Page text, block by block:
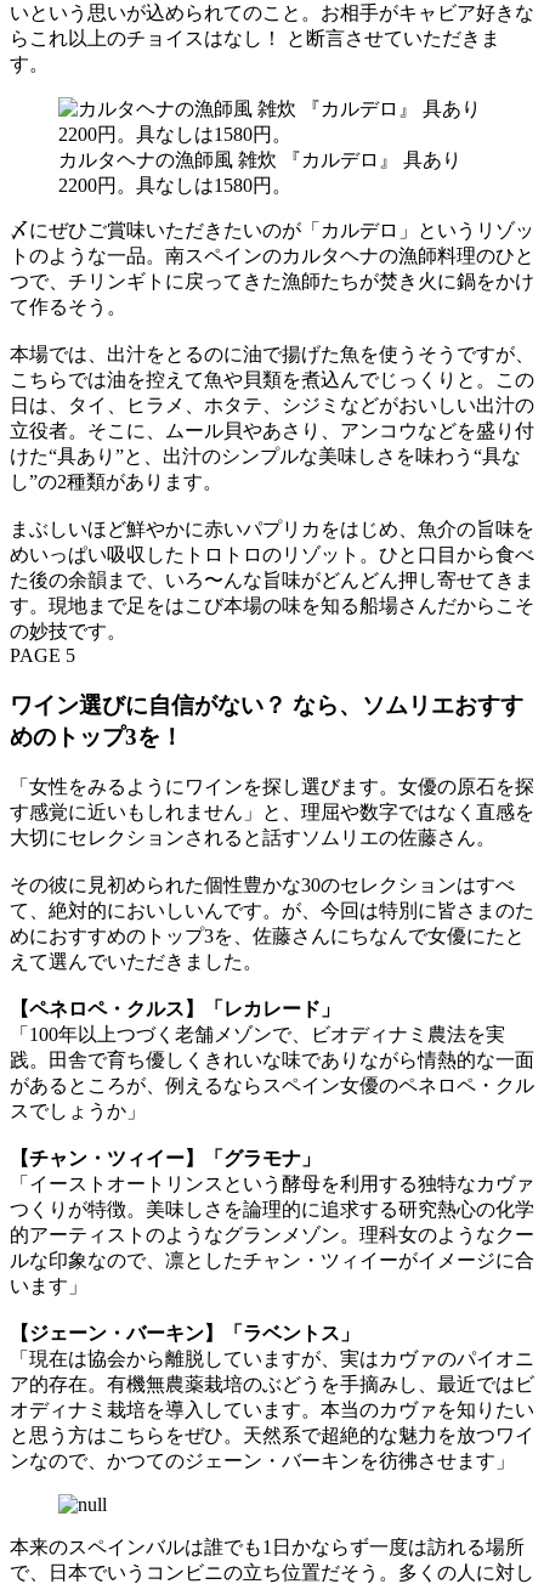
いという思いが込められてのこと。お相手がキャビア好きな
らこれ以上のチョイスはなし！ と断言させていただきま
す。
カルタヘナの漁師風 雑炊 『カルデロ』 具あり
2200円。具なしは1580円。
〆にぜひご賞味いただきたいのが「カルデロ」というリゾッ
トのような一品。南スペインのカルタヘナの漁師料理のひと
つで、チリンギトに戻ってきた漁師たちが焚き火に鍋をかけ
て作るそう。
本場では、出汁をとるのに油で揚げた魚を使うそうですが、
こちらでは油を控えて魚や貝類を煮込んでじっくりと。この
日は、タイ、ヒラメ、ホタテ、シジミなどがおいしい出汁の
立役者。そこに、ムール貝やあさり、アンコウなどを盛り付
けた“具あり”と、出汁のシンプルな美味しさを味わう“具な
し”の2種類があります。
まぶしいほど鮮やかに赤いパプリカをはじめ、魚介の旨味を
めいっぱい吸収したトロトロのリゾット。ひと口目から食べ
た後の余韻まで、いろ〜んな旨味がどんどん押し寄せてきま
す。現地まで足をはこび本場の味を知る船場さんだからこそ
の妙技です。
PAGE 5
ワイン選びに自信がない？ なら、ソムリエおすす
めのトップ3を！
「女性をみるようにワインを探し選びます。女優の原石を探
す感覚に近いもしれません」と、理屈や数字ではなく直感を
大切にセレクションされると話すソムリエの佐藤さん。
その彼に見初められた個性豊かな30のセレクションはすべ
て、絶対的においしいんです。が、今回は特別に皆さまのた
めにおすすめのトップ3を、佐藤さんにちなんで女優にたと
えて選んでいただきました。
【ペネロペ・クルス】「レカレード」
「100年以上つづく老舗メゾンで、ビオディナミ農法を実
践。田舎で育ち優しくきれいな味でありながら情熱的な一面
があるところが、例えるならスペイン女優のペネロペ・クル
スでしょうか」
【チャン・ツィイー】「グラモナ」
「イーストオートリンスという酵母を利用する独特なカヴァ
つくりが特徴。美味しさを論理的に追求する研究熱心の化学
的アーティストのようなグランメゾン。理科女のようなクー
ルな印象なので、凛としたチャン・ツィイーがイメージに合
います」
【ジェーン・バーキン】「ラベントス」
「現在は協会から離脱していますが、実はカヴァのパイオニ
ア的存在。有機無農薬栽培のぶどうを手摘みし、最近ではビ
オディナミ栽培を導入しています。本当のカヴァを知りたい
と思う方はこちらをぜひ。天然系で超絶的な魅力を放つワイ
ンなので、かつてのジェーン・バーキンを彷彿させます」
本来のスペインバルは誰でも1日かならず一度は訪れる場所
で、日本でいうコンビニの立ち位置だそう。多くの人に対し